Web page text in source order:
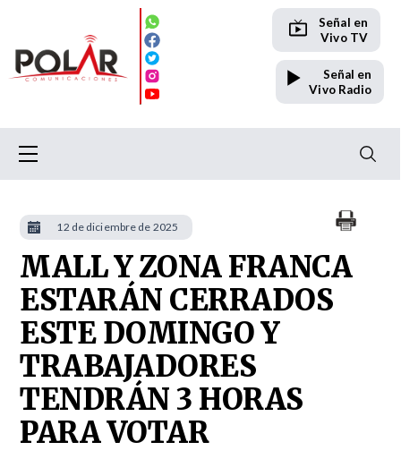
Señal en
Vivo TV
Señal en
Vivo Radio
MALL Y ZONA FRANCA
ESTARÁN CERRADOS
ESTE DOMINGO Y
TRABAJADORES
TENDRÁN 3 HORAS
PARA VOTAR
12 de diciembre de 2025